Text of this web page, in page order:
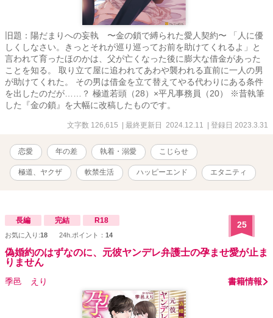
旧題：陽だまりへの妄執 〜金の鎖で縛られた愛人契約〜 「人に優
しくしなさい。きっとそれが巡り巡ってお前を助けてくれるよ」と
言われて育ったほのかは、父が亡くなった後に膨大な借金があった
ことを知る。 取り立て屋に追われてあわや襲われる直前に一人の男
が助けてくれた。 その男は借金を立て替えてやる代わりにある条件
を出したのだが……？ 極道若頭（28）×平凡事務員（20） ※昔執筆
した『金の鎖』を大幅に改稿したものです。
文字数 126,615 | 最終更新日 2024.12.11 | 登録日 2023.3.31
恋愛 年の差 執着・溺愛 こじらせ
極道、ヤクザ 軟禁生活 ハッピーエンド エタニティ
長編 完結 R18
お気に入り:18 24h.ポイント： 14
25
偽婚約のはずなのに、元彼ヤンデレ弁護士の孕ませ愛が止ま
りません
季邑 えり 書籍情報